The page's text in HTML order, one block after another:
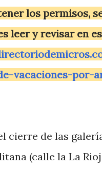
los permisos,
leer y revisar en
vacaciones-por-
cierre de las
(calle la La